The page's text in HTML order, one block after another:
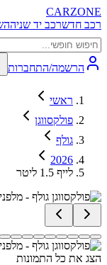
CARZONE
רכב חדשרכב יד שניה
הרשמה/התחברות
ראשי
פולקסווגן
גולף
2026
לייף 1.5 ליטר
הצג את כל התמונות